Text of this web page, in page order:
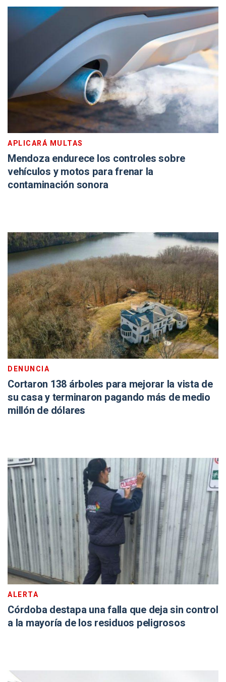
APLICARÁ MULTAS
Mendoza endurece los controles sobre
vehículos y motos para frenar la
contaminación sonora
DENUNCIA
Cortaron 138 árboles para mejorar la vista de
su casa y terminaron pagando más de medio
millón de dólares
ALERTA
Córdoba destapa una falla que deja sin control
a la mayoría de los residuos peligrosos